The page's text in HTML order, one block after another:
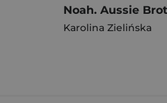
Karolina Zielińska